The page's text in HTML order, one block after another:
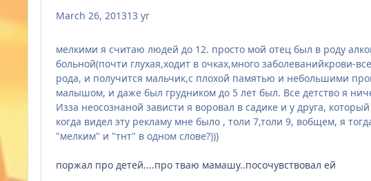
March 26, 201313 yr
мелкими я считаю людей до 12. просто мой отец был в роду
больной(почти глухая,ходит в очках,много заболеванийкрови-
рода, и получится мальчик,с плохой памятью и небольшими
малышом, и даже был грудником до 5 лет был. Все детство я
Изза неосознаной зависти я воровал в садике и у друга,
когда видел эту рекламу мне было , толи 7,толи 9, вобщем, я
"мелким" и "тнт" в одном слове?)))
поржал про детей....про тваю мамашу..посочувствовал ей